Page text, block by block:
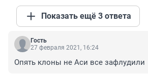
Показать ещё 3 ответа
Гость
27 февраля 2021, 16:24
Опять клоны не Аси все зафлудили